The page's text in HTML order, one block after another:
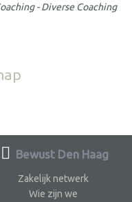
- Diverse Coaching
Bewust Den Haag
Zakelijk netwerk
Wie zijn we